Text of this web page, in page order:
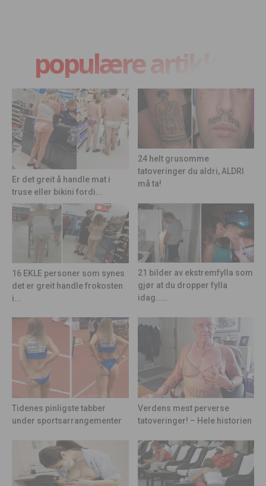
populære artikler
Er det greit å handle mat i
truse eller bikini fordi...
24 helt grusomme
tatoveringer du aldri, ALDRI
må ta!
16 EKLE personer som synes
det er greit handle frokosten
i...
21 bilder av ekstremfylla som
gjør at du dropper fylla
idag.....
Tidenes pinligste tabber
under sportsarrangementer
Verdens mest perverse
tatoveringer! – Hele historien